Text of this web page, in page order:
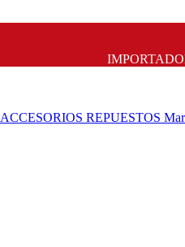
ACCESORIOS REPUESTOS